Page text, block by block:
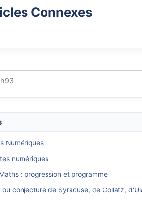
Connexes
Numériques
numériques
: progression et programme
ou conjecture de Syracuse, de Collatz,